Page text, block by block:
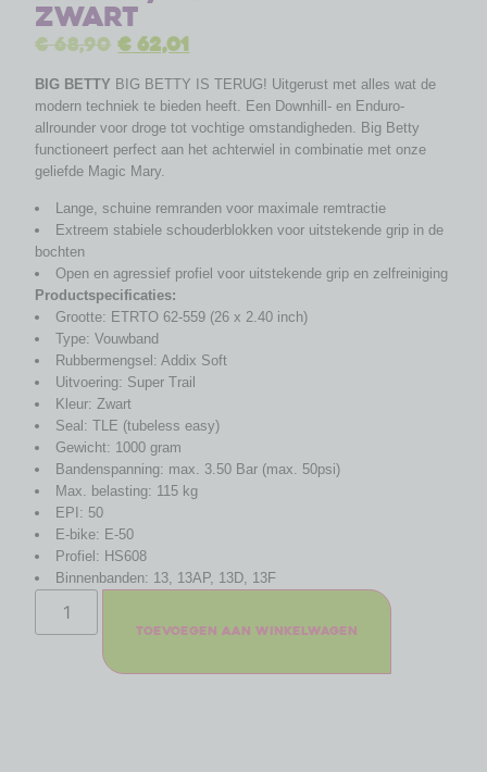
zwart
€68,90 €62,01
BIG BETTY BIG BETTY IS TERUG! Uitgerust met alles wat de
modern techniek te bieden heeft. Een Downhill- en Enduro-
allrounder voor droge tot vochtige omstandigheden. Big Betty
functioneert perfect aan het achterwiel in combinatie met onze
geliefde Magic Mary.
Lange, schuine remranden voor maximale remtractie
Extreem stabiele schouderblokken voor uitstekende grip in de
bochten
Open en agressief profiel voor uitstekende grip en zelfreiniging
Productspecificaties:
Grootte: ETRTO 62-559 (26 x 2.40 inch)
Type: Vouwband
Rubbermengsel: Addix Soft
Uitvoering: Super Trail
Kleur: Zwart
Seal: TLE (tubeless easy)
Gewicht: 1000 gram
Bandenspanning: max. 3.50 Bar (max. 50psi)
Max. belasting: 115 kg
EPI: 50
E-bike: E-50
Profiel: HS608
Binnenbanden: 13, 13AP, 13D, 13F
Toevoegen aan winkelwagen